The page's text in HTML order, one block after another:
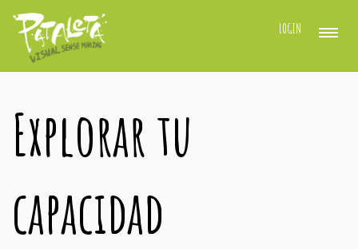
LOGIN
Explorar tu
capacidad